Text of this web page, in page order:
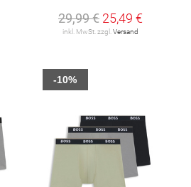
29,99 € 25,49 €
inkl. MwSt. zzgl. Versand
-10%